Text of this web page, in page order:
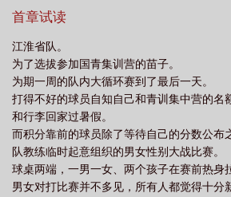
改革后，一落千丈。连续三个周期一牌未得
重回六岁，她状告亲爸，投奔舅家，拿起球
访她：作为15岁荣登世冠杯单打金王座，实
武曲星，你成为很多刚接触乒乓球的孩子们
下，你的乒乓球偶像是谁呢？朱淇：我没有
们所有人。
首章试读
江淮省队。
为了选拔参加国青集训营的苗子。
为期一周的队内大循环赛到了最后一天。
打得不好的球员自知自己和青训集中营的名
和行李回家过暑假。
而积分靠前的球员除了等待自己的分数公布
队教练临时起意组织的男女性别大战比赛。
球桌两端，一男一女、两个孩子在赛前热身
男女对打比赛并不多见，所有人都觉得十分